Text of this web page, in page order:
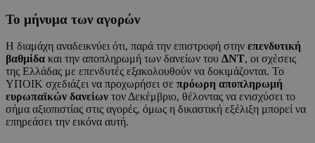
Το μήνυμα των αγορών
Η διαμάχη αναδεικνύει ότι, παρά την επιστροφή στην επενδυτική
βαθμίδα και την αποπληρωμή των δανείων του ΔΝΤ, οι σχέσεις
της Ελλάδας με επενδυτές εξακολουθούν να δοκιμάζονται. Το
ΥΠΟΙΚ σχεδιάζει να προχωρήσει σε πρόωρη αποπληρωμή
ευρωπαϊκών δανείων τον Δεκέμβριο, θέλοντας να ενισχύσει το
σήμα αξιοπιστίας στις αγορές, όμως η δικαστική εξέλιξη μπορεί να
επηρεάσει την εικόνα αυτή.